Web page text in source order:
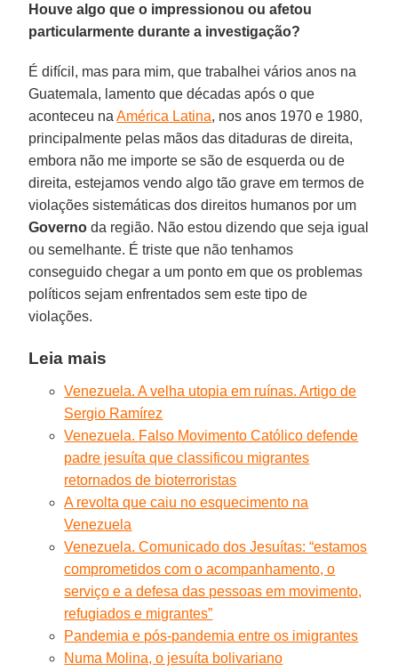
Houve algo que o impressionou ou afetou
particularmente durante a investigação?
É difícil, mas para mim, que trabalhei vários anos na
Guatemala, lamento que décadas após o que
aconteceu naAmérica Latina, nos anos 1970 e 1980,
principalmente pelas mãos das ditaduras de direita,
embora não me importe se são de esquerda ou de
direita, estejamos vendo algo tão grave em termos de
violações sistemáticas dos direitos humanos por um
Governo da região. Não estou dizendo que seja igual
ou semelhante. É triste que não tenhamos
conseguido chegar a um ponto em que os problemas
políticos sejam enfrentados sem este tipo de
violações.
Leia mais
Venezuela. A velha utopia em ruínas. Artigo de
Sergio Ramírez
Venezuela. Falso Movimento Católico defende
padre jesuíta que classificou migrantes
retornados de bioterroristas
A revolta que caiu no esquecimento na
Venezuela
Venezuela. Comunicado dos Jesuítas: “estamos
comprometidos com o acompanhamento, o
serviço e a defesa das pessoas em movimento,
refugiados e migrantes”
Pandemia e pós-pandemia entre os imigrantes
Numa Molina, o jesuíta bolivariano